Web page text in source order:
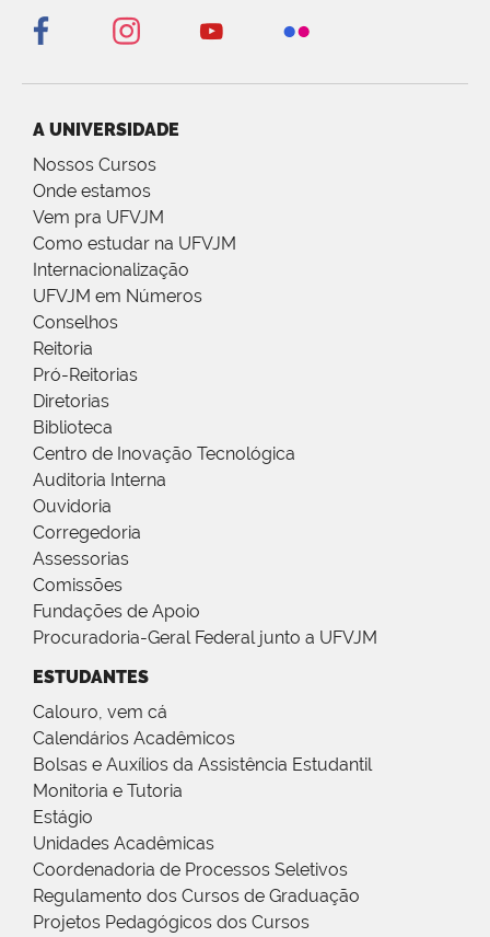
A UNIVERSIDADE
Nossos Cursos
Onde estamos
Vem pra UFVJM
Como estudar na UFVJM
Internacionalização
UFVJM em Números
Conselhos
Reitoria
Pró-Reitorias
Diretorias
Biblioteca
Centro de Inovação Tecnológica
Auditoria Interna
Ouvidoria
Corregedoria
Assessorias
Comissões
Fundações de Apoio
Procuradoria-Geral Federal junto a UFVJM
ESTUDANTES
Calouro, vem cá
Calendários Acadêmicos
Bolsas e Auxílios da Assistência Estudantil
Monitoria e Tutoria
Estágio
Unidades Acadêmicas
Coordenadoria de Processos Seletivos
Regulamento dos Cursos de Graduação
Projetos Pedagógicos dos Cursos